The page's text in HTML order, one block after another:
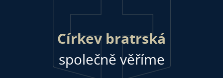
Církev bratrská
společně věříme